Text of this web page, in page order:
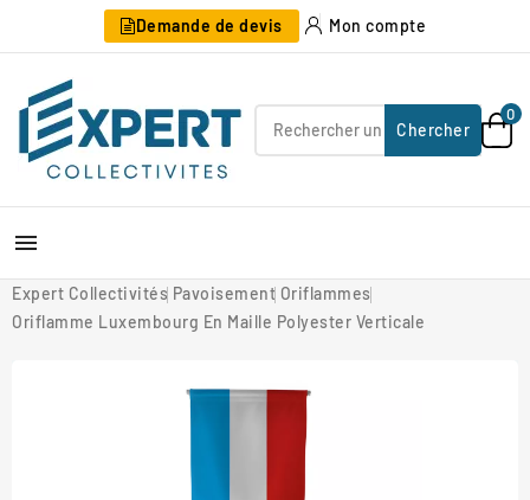
Demande de devis Mon compte
Chercher
0

Expert Collectivités Pavoisement Oriflammes
Oriflamme Luxembourg En Maille Polyester Verticale